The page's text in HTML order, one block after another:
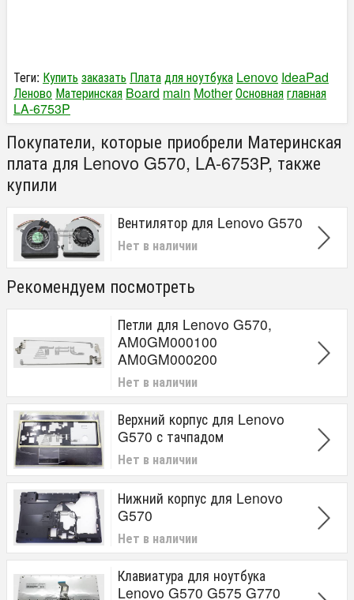
Теги: Купить заказать Платадля ноутбука Lenovo IdeaPad
Леново Материнская Board main MotherОсновнаяглавная
LA-6753P
Покупатели, которые приобрели Материнская
плата для Lenovo G570, LA-6753P, также
купили
Вентилятор для Lenovo G570
Нет в наличии
Рекомендуем посмотреть
Петли для Lenovo G570,
AM0GM000100
AM0GM000200
Нет в наличии
Верхний корпус для Lenovo
G570 с тачпадом
Нет в наличии
Нижний корпус для Lenovo
G570
Нет в наличии
Клавиатура для ноутбука
Lenovo G570 G575 G770